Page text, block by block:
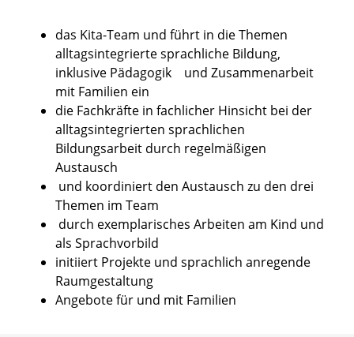
das Kita-Team und führt in die Themen
alltagsintegrierte sprachliche Bildung,
inklusive Pädagogik und Zusammenarbeit
mit Familien ein
die Fachkräfte in fachlicher Hinsicht bei der
alltagsintegrierten sprachlichen
Bildungsarbeit durch regelmäßigen
Austausch
und koordiniert den Austausch zu den drei
Themen im Team
durch exemplarisches Arbeiten am Kind und
als Sprachvorbild
initiiert Projekte und sprachlich anregende
Raumgestaltung
Angebote für und mit Familien